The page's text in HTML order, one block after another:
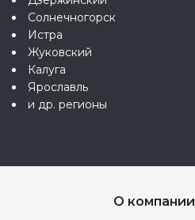
Солнечногорск
Истра
Жуковский
Калуга
Ярославль
и др. регионы
О компании